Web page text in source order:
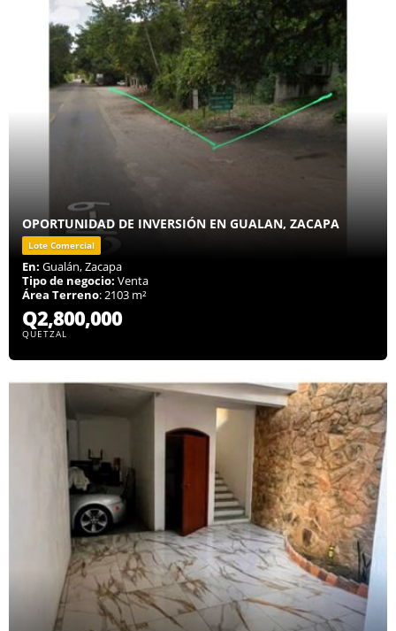
OPORTUNIDAD DE INVERSIÓN EN GUALAN, ZACAPA
Lote Comercial
En: Gualán, Zacapa
Tipo de negocio: Venta
Área Terreno: 2103 m²
Q2,800,000
QUETZAL